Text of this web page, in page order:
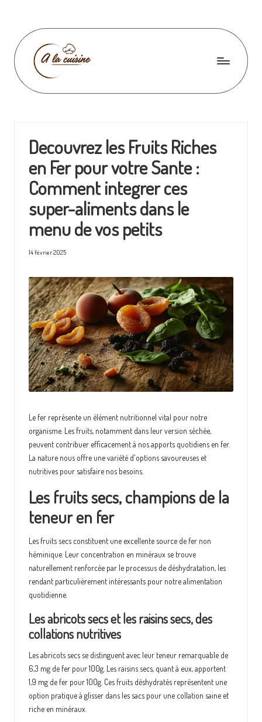
content
A
c
u
i
s
i
n
e
Decouvrez les Fruits Riches
en Fer pour votre Sante :
Comment integrer ces
super-aliments dans le
menu de vos petits
14 février 2025
Le fer représente un élément nutritionnel vital pour notre
organisme. Les fruits, notamment dans leur version séchée,
peuvent contribuer efficacement à nos apports quotidiens en fer.
La nature nous offre une variété d'options savoureuses et
nutritives pour satisfaire nos besoins.
Les fruits secs, champions de la
teneur en fer
Les fruits secs constituent une excellente source de fer non
héminique. Leur concentration en minéraux se trouve
naturellement renforcée par le processus de déshydratation, les
rendant particulièrement intéressants pour notre alimentation
quotidienne.
Les abricots secs et les raisins secs, des
collations nutritives
Les abricots secs se distinguent avec leur teneur remarquable de
6,3 mg de fer pour 100g. Les raisins secs, quant à eux, apportent
1,9 mg de fer pour 100g. Ces fruits déshydratés représentent une
option pratique à glisser dans les sacs pour une collation saine et
riche en minéraux.